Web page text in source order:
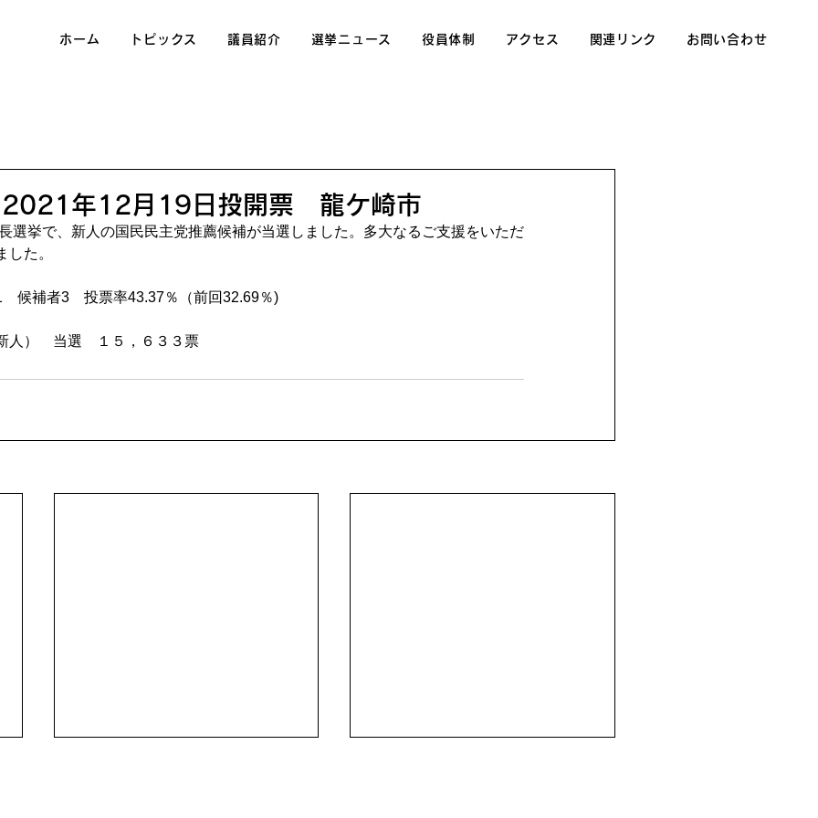
ホーム トピックス 議員紹介 選挙ニュース 役員体制 アクセス 関連リンク お問い合わせ
2021年12月19日投開票 龍ケ崎市
選挙で、新人の国民民主党推薦候補が当選しました。多大なるご支援をいただ
た。
候補者3　投票率43.37％（前回32.69％)
人）　当選　１５，６３３票